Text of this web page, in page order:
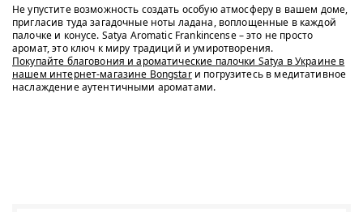
Не упустите возможность создать особую атмосферу в вашем доме,
пригласив туда загадочные ноты ладана, воплощенные в каждой
палочке и конусе. Satya Aromatic Frankincense – это не просто
аромат, это ключ к миру традиций и умиротворения.
Покупайте благовония и ароматические палочки Satya в Украине в
нашем интернет-магазине Bongstarи погрузитесь в медитативное
наслаждение аутентичными ароматами.